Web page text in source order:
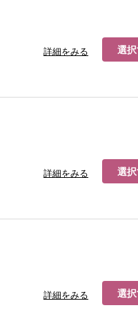
詳細をみる 選
詳細をみる 選
詳細をみる 選